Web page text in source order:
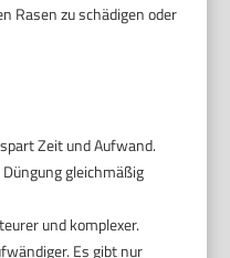
Rasen zu schädigen oder
Zeit und Aufwand.
gleichmäßig
und komplexer.
Es gibt nur